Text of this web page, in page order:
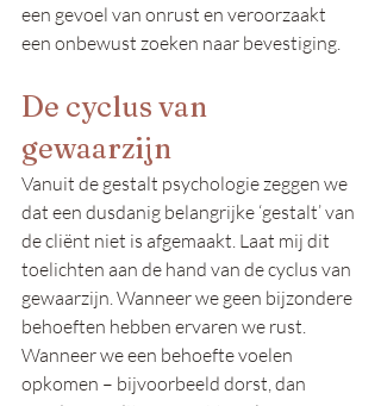
een gevoel van onrust en veroorzaakt
een onbewust zoeken naar bevestiging.
De cyclus van
gewaarzijn
Vanuit de gestalt psychologie zeggen we
dat een dusdanig belangrijke ‘gestalt’ van
de cliënt niet is afgemaakt. Laat mij dit
toelichten aan de hand van de cyclus van
gewaarzijn. Wanneer we geen bijzondere
behoeften hebben ervaren we rust.
Wanneer we een behoefte voelen
opkomen – bijvoorbeeld dorst, dan